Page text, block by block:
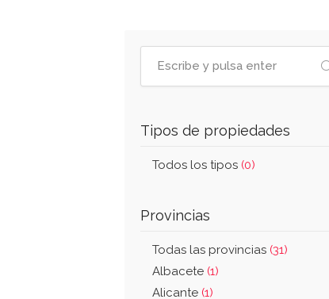
Tipos de propiedades
Todos los tipos (0)
Provincias
Todas las provincias (31)
Albacete (1)
Alicante (1)